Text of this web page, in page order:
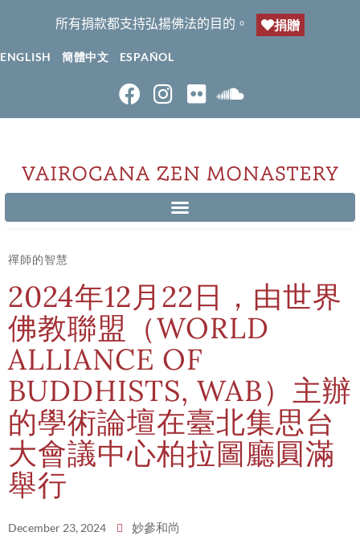
所有捐款都支持弘揚佛法的目的。 捐贈
ENGLISH 簡體中文 ESPAÑOL
禪師的智慧
2024年12月22日，由世界
佛教聯盟（WORLD
ALLIANCE OF
BUDDHISTS, WAB）主辦
的學術論壇在臺北集思台
大會議中心柏拉圖廳圓滿
舉行
December 23, 2024 妙參和尚